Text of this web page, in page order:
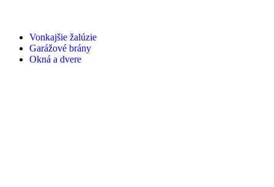
Vonkajšie žalúzie
Garážové brány
Okná a dvere